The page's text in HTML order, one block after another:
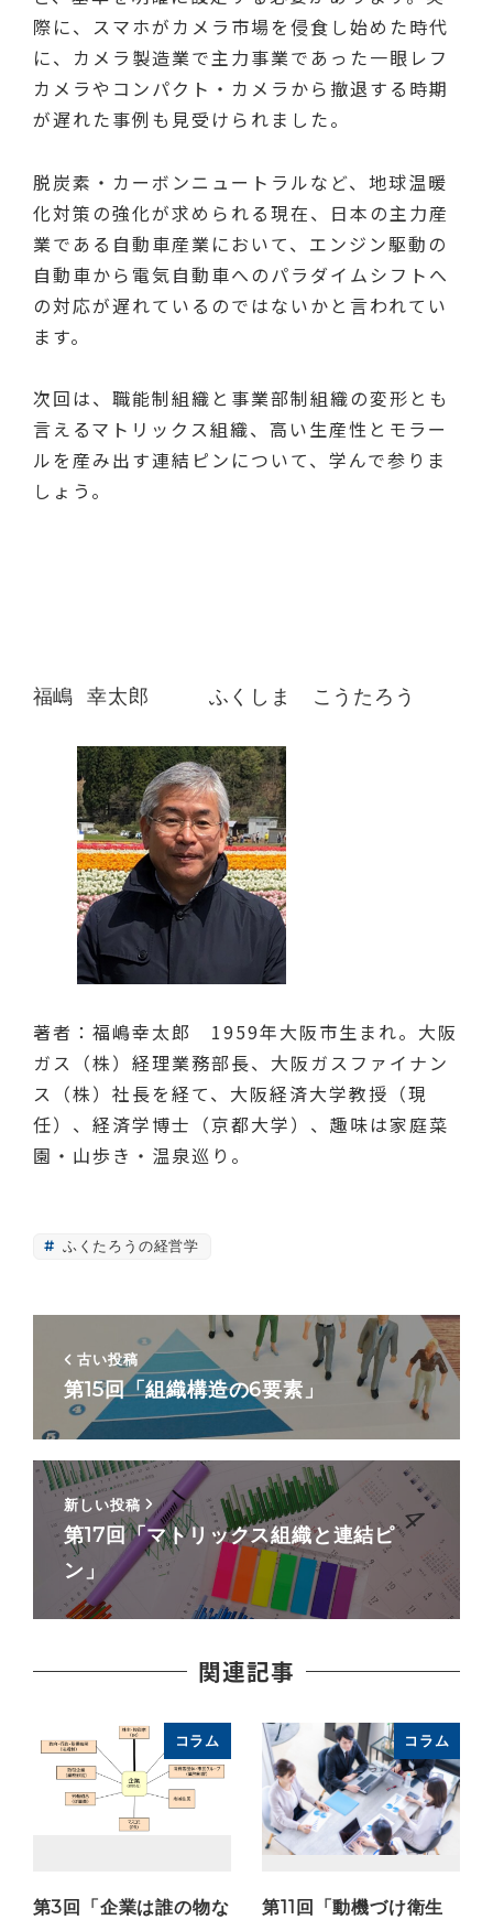
際に、スマホがカメラ市場を侵食し始めた時代
に、カメラ製造業で主力事業であった一眼レフ
カメラやコンパクト・カメラから撤退する時期
が遅れた事例も見受けられました。
脱炭素・カーボンニュートラルなど、地球温暖
化対策の強化が求められる現在、日本の主力産
業である自動車産業において、エンジン駆動の
自動車から電気自動車へのパラダイムシフトへ
の対応が遅れているのではないかと言われてい
ます。
次回は、職能制組織と事業部制組織の変形とも
言えるマトリックス組織、高い生産性とモラー
ルを産み出す連結ピンについて、学んで参りま
しょう。
福嶋 幸太郎　   ふくしま　こうたろう
著者：福嶋幸太郎 1959年大阪市生まれ。大阪
ガス（株）経理業務部長、大阪ガスファイナン
ス（株）社長を経て、大阪経済大学教授（現
任）、経済学博士（京都大学）、趣味は家庭菜
園・山歩き・温泉巡り。
ふくたろうの経営学
古い投稿
第15回「組織構造の6要素」
新しい投稿
第17回「マトリックス組織と連結ピ
ン」
関連記事
コラム
第3回「企業は誰の物な
コラム
第11回「動機づけ衛生